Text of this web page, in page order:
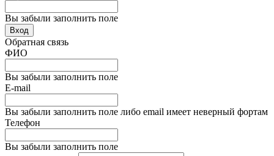
Вы забыли заполнить поле
Вход
Обратная связь
ФИО
Вы забыли заполнить поле
E-mail
Вы забыли заполнить поле либо email имеет неверный фортам
Телефон
Вы забыли заполнить поле